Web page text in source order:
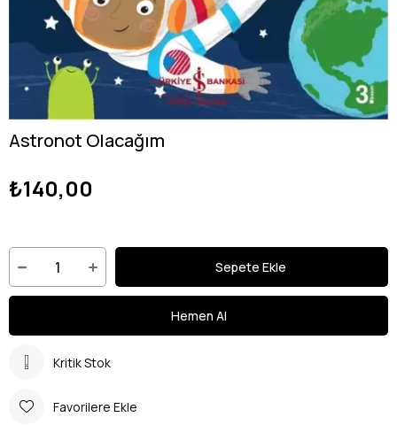
Astronot Olacağım
₺140,00
Kritik Stok
Favorilere Ekle